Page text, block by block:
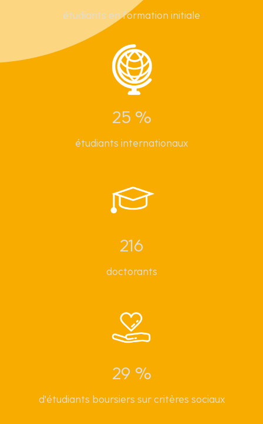
étudiants en formation initiale
25 %
étudiants internationaux
216
doctorants
29 %
d'étudiants boursiers sur critères sociaux